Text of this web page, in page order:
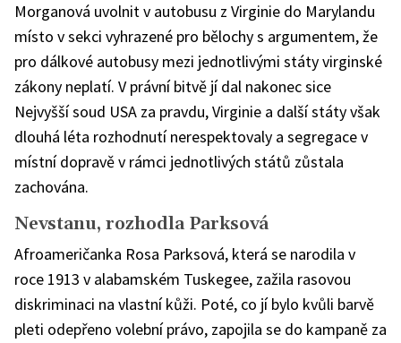
Morganová uvolnit v autobusu z Virginie do Marylandu
místo v sekci vyhrazené pro bělochy s argumentem, že
pro dálkové autobusy mezi jednotlivými státy virginské
zákony neplatí. V právní bitvě jí dal nakonec sice
Nejvyšší soud USA za pravdu, Virginie a další státy však
dlouhá léta rozhodnutí nerespektovaly a segregace v
místní dopravě v rámci jednotlivých států zůstala
zachována.
Nevstanu, rozhodla Parksová
Afroameričanka Rosa Parksová, která se narodila v
roce 1913 v alabamském Tuskegee, zažila rasovou
diskriminaci na vlastní kůži. Poté, co jí bylo kvůli barvě
pleti odepřeno volební právo, zapojila se do kampaně za